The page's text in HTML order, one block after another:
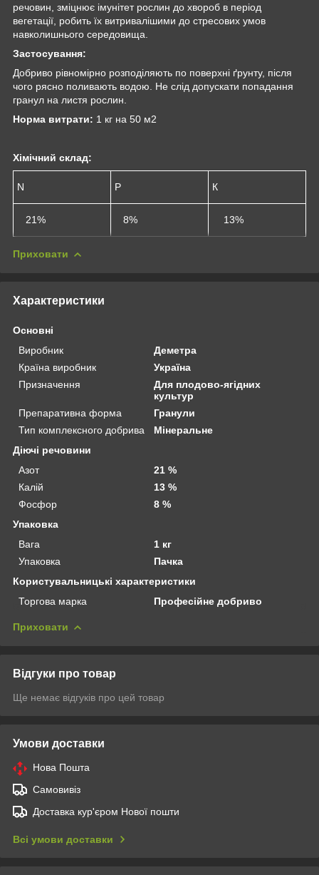
речовин, зміцнює імунітет рослин до хвороб в період
вегетації, робить їх витривалішими до стресових умов
навколишнього середовища.
Застосування:
Добриво рівномірно розподіляють по поверхні ґрунту, після
чого рясно поливають водою. Не слід допускати попадання
гранул на листя рослин.
Норма витрати: 1 кг на 50 м2
Хімічний склад:
N Р К
21% 8% 13%
Приховати
Характеристики
Основні
Виробник
Деметра
Країна виробник
Україна
Призначення
Для плодово-ягідних
культур
Препаративна форма
Гранули
Тип комплексного добрива
Мінеральне
Діючі речовини
Азот
21 %
Калій
13 %
Фосфор
8 %
Упаковка
Вага
1 кг
Упаковка
Пачка
Користувальницькі характеристики
Торгова марка
Професійне добриво
Приховати
Відгуки про товар
Ще немає відгуків про цей товар
Умови доставки
Нова Пошта
Самовивіз
Доставка кур'єром Нової пошти
Всі умови доставки